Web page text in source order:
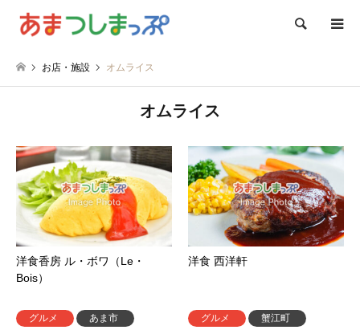
検索
お店・施設 オムライス
オムライス
洋食香房 ル・ボワ（Le・
Bois）
グルメ
あま市
洋食 西洋軒
グルメ
蟹江町